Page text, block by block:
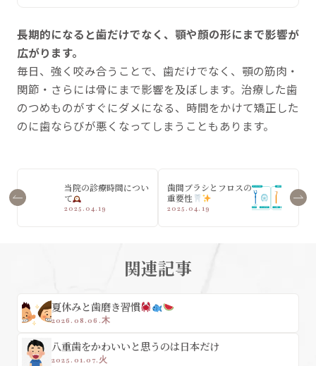
長期的になると歯だけでなく、顎や顔の形にまで影響が
広がります。
毎日、強く咬み合うことで、歯だけでなく、顎の筋肉・
関節・さらには骨にまで影響を及ぼします。治療した歯
のつめものがすぐにダメになる、時間をかけて矯正した
のに歯ならびが悪くなってしまうこともあります。
当院の診療時間につい
て
2025.04.19
歯間ブラシとフロスの
重要性
2025.04.19
関連記事
夏休みと歯磨き習慣
2026.08.06.木
八重歯をかわいいと思うのは日本だけ
2025.01.07.火